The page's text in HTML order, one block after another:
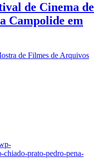
de Cinema de
Campolide em
de Filmes de Arquivos
chiado-prato-pedro-pena-